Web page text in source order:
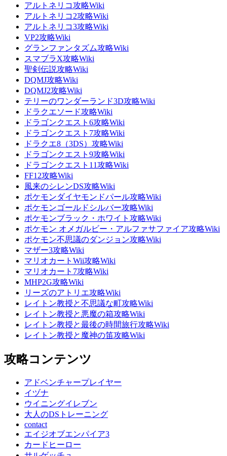
アルトネリコ攻略Wiki
アルトネリコ2攻略Wiki
アルトネリコ3攻略Wiki
VP2攻略Wiki
グランファンタズム攻略Wiki
スマブラX攻略Wiki
聖剣伝説攻略Wiki
DQMJ攻略Wiki
DQMJ2攻略Wiki
テリーのワンダーランド3D攻略Wiki
ドラクエソード攻略Wiki
ドラゴンクエスト6攻略Wiki
ドラゴンクエスト7攻略Wiki
ドラクエ8（3DS）攻略Wiki
ドラゴンクエスト9攻略Wiki
ドラゴンクエスト11攻略Wiki
FF12攻略Wiki
風来のシレンDS攻略Wiki
ポケモンダイヤモンドパール攻略Wiki
ポケモンゴールドシルバー攻略Wiki
ポケモンブラック・ホワイト攻略Wiki
ポケモン オメガルビー・アルファサファイア攻略Wiki
ポケモン不思議のダンジョン攻略Wiki
マザー3攻略Wiki
マリオカートWii攻略Wiki
マリオカート7攻略Wiki
MHP2G攻略Wiki
リーズのアトリエ攻略Wiki
レイトン教授と不思議な町攻略Wiki
レイトン教授と悪魔の箱攻略Wiki
レイトン教授と最後の時間旅行攻略Wiki
レイトン教授と魔神の笛攻略Wiki
攻略コンテンツ
アドベンチャープレイヤー
イヅナ
ウイニングイレブン
大人のDSトレーニング
contact
エイジオブエンパイア3
カードヒーロー